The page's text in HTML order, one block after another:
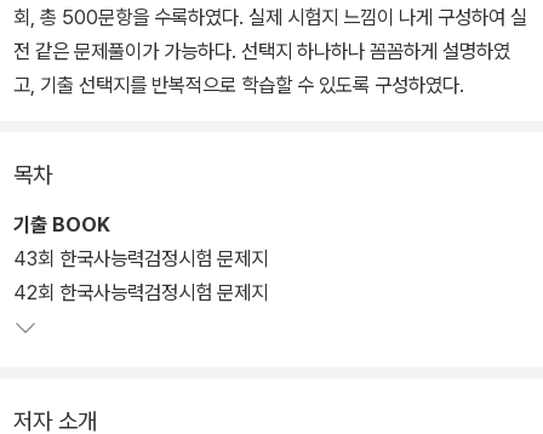
회, 총 500문항을 수록하였다. 실제 시험지 느낌이 나게 구성하여 실
전 같은 문제풀이가 가능하다. 선택지 하나하나 꼼꼼하게 설명하였
고, 기출 선택지를 반복적으로 학습할 수 있도록 구성하였다.
목차
기출 BOOK
43회 한국사능력검정시험 문제지
42회 한국사능력검정시험 문제지
저자 소개